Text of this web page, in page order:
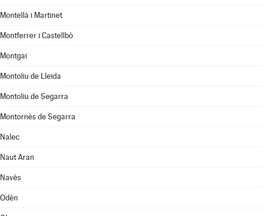
Montellà i Martinet
Montferrer i Castellbò
Montgai
Montoliu de Lleida
Montoliu de Segarra
Montornès de Segarra
Nalec
Naut Aran
Navès
Odèn